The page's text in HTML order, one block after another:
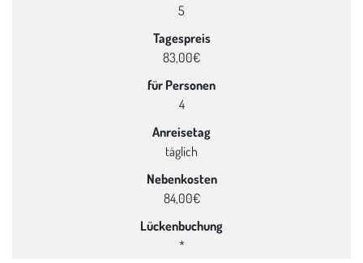
5
Tagespreis
83,00€
für Personen
4
Anreisetag
täglich
Nebenkosten
84,00€
Lückenbuchung
*